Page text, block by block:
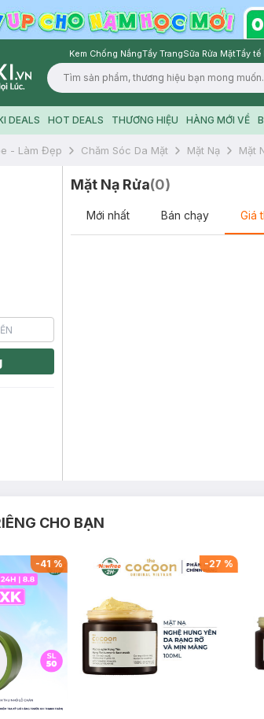
Kem Chống NắngTẩy TrangSữa Rửa MặtTẩy
DEALS HOT DEALS THƯƠNG HIỆU HÀNG MỚI VỀ
- Làm Đẹp Chăm Sóc Da Mặt Mặt Nạ Mặt
Mặt Nạ Rửa(0)
Mới nhất Bán chạy Giá
CHO BẠN
-41 % -27 %